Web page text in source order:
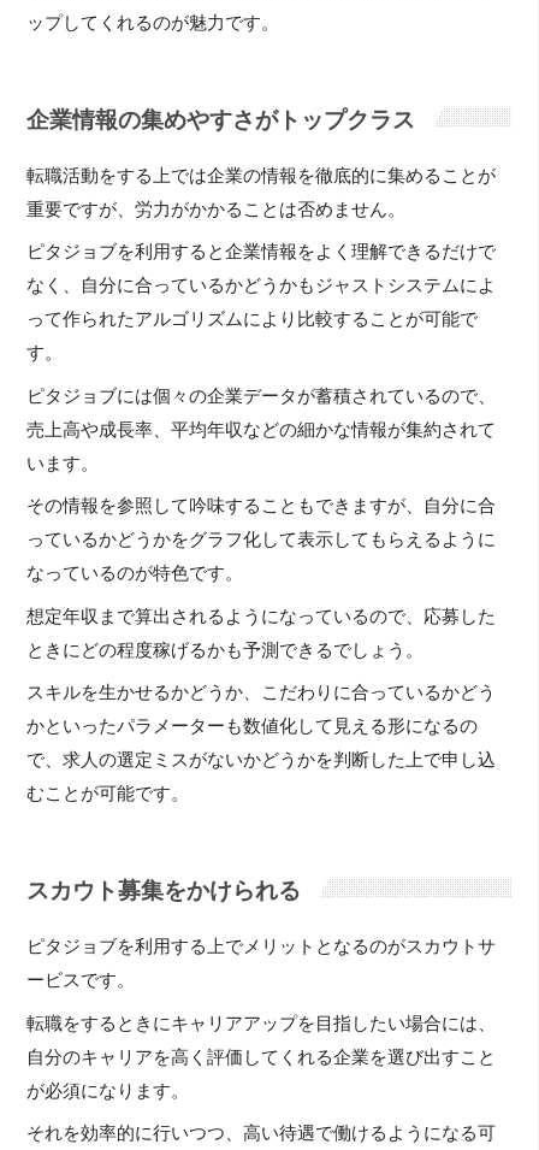
ップしてくれるのが魅力です。
企業情報の集めやすさがトップクラス
転職活動をする上では企業の情報を徹底的に集めることが
重要ですが、労力がかかることは否めません。
ピタジョブを利用すると企業情報をよく理解できるだけで
なく、自分に合っているかどうかもジャストシステムによ
って作られたアルゴリズムにより比較することが可能で
す。
ピタジョブには個々の企業データが蓄積されているので、
売上高や成長率、平均年収などの細かな情報が集約されて
います。
その情報を参照して吟味することもできますが、自分に合
っているかどうかをグラフ化して表示してもらえるように
なっているのが特色です。
想定年収まで算出されるようになっているので、応募した
ときにどの程度稼げるかも予測できるでしょう。
スキルを生かせるかどうか、こだわりに合っているかどう
かといったパラメーターも数値化して見える形になるの
で、求人の選定ミスがないかどうかを判断した上で申し込
むことが可能です。
スカウト募集をかけられる
ピタジョブを利用する上でメリットとなるのがスカウトサ
ービスです。
転職をするときにキャリアアップを目指したい場合には、
自分のキャリアを高く評価してくれる企業を選び出すこと
が必須になります。
それを効率的に行いつつ、高い待遇で働けるようになる可